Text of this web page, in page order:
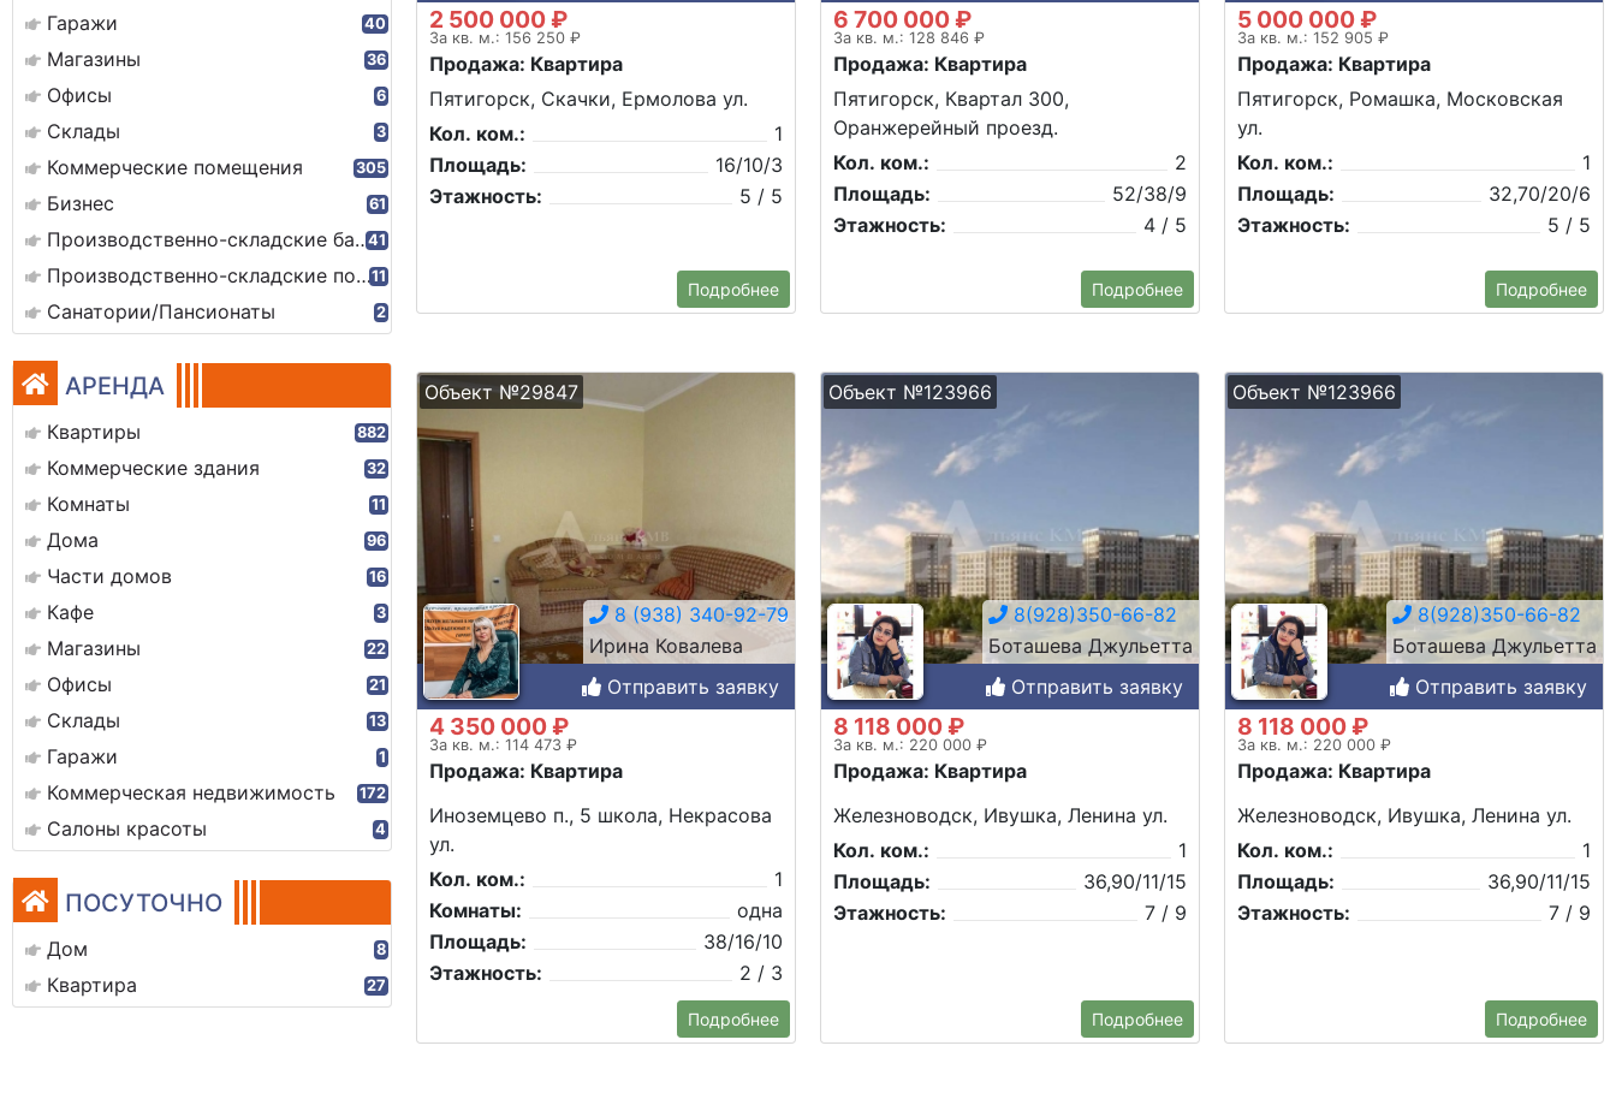
Гаражи 40
Магазины 36
Офисы 6
Склады 3
Коммерческие помещения 305
Бизнес 61
Производственно-складские базы41
Производственно-складские помещения11
Санатории/Пансионаты 2
АРЕНДА
Квартиры 882
Коммерческие здания 32
Комнаты 11
Дома 96
Части домов 16
Кафе 3
Магазины 22
Офисы 21
Склады 13
Гаражи 1
Коммерческая недвижимость 172
Салоны красоты 4
ПОСУТОЧНО
Дом 8
Квартира 27
2 500 000 ₽
За кв. м.: 156 250 ₽
Продажа: Квартира
Пятигорск, Скачки, Ермолова ул.
Кол. ком.:
1
Площадь:
16/10/3
Этажность:
5 / 5
Подробнее
6 700 000 ₽
За кв. м.: 128 846 ₽
Продажа: Квартира
Пятигорск, Квартал 300,
Оранжерейный проезд.
Кол. ком.:
2
Площадь:
52/38/9
Этажность:
4 / 5
Подробнее
5 000 000 ₽
За кв. м.: 152 905 ₽
Продажа: Квартира
Пятигорск, Ромашка, Московская
ул.
Кол. ком.:
1
Площадь:
32,70/20/6
Этажность:
5 / 5
Подробнее
Объект №29847
8 (938) 340-92-79
Ирина Ковалева
Отправить заявку
4 350 000 ₽
За кв. м.: 114 473 ₽
Продажа: Квартира
Иноземцево п., 5 школа, Некрасова
ул.
Кол. ком.:
1
Комнаты:
одна
Площадь:
38/16/10
Этажность:
2 / 3
Подробнее
Объект №123966
8(928)350-66-82
Боташева Джульетта
Отправить заявку
8 118 000 ₽
За кв. м.: 220 000 ₽
Продажа: Квартира
Железноводск, Ивушка, Ленина ул.
Кол. ком.:
1
Площадь:
36,90/11/15
Этажность:
7 / 9
Подробнее
Объект №123966
8(928)350-66-82
Боташева Джульетта
Отправить заявку
8 118 000 ₽
За кв. м.: 220 000 ₽
Продажа: Квартира
Железноводск, Ивушка, Ленина ул.
Кол. ком.:
1
Площадь:
36,90/11/15
Этажность:
7 / 9
Подробнее